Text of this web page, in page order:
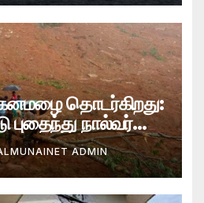
தொடர்கிறது:
புதைந்து நால்வர்
ADMIN